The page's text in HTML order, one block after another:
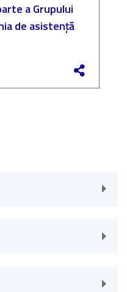
a Grupului
de asistență